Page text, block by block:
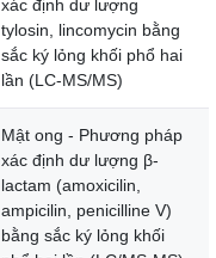
xác định dư lượng
tylosin, lincomycin bằng
sắc ký lỏng khối phổ hai
lần (LC-MS/MS)
Mật ong - Phương pháp
xác định dư lượng β-
lactam (amoxicilin,
ampicilin, penicilline V)
bằng sắc ký lỏng khối